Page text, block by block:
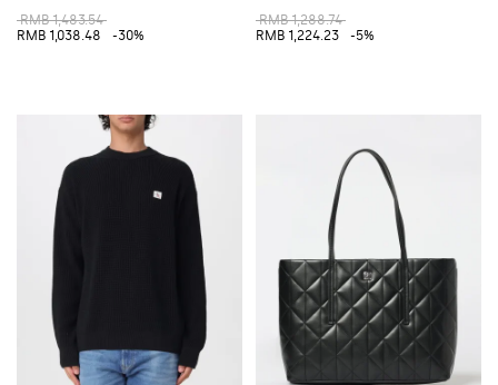
RMB 1,483.54
RMB 1,038.48
-30%
RMB 1,288.74
RMB 1,224.23
-5%